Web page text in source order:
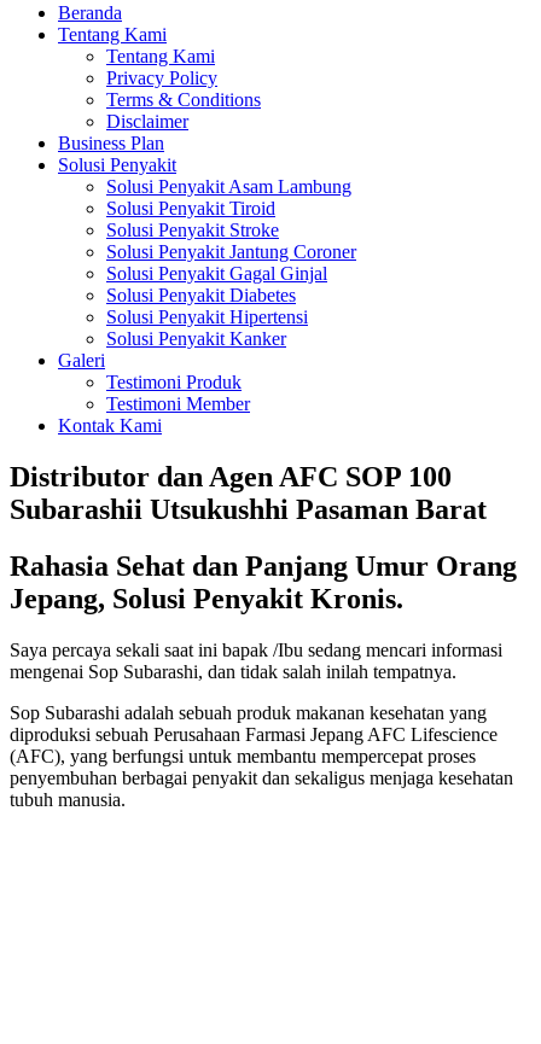
Beranda
Tentang Kami
Tentang Kami
Privacy Policy
Terms & Conditions
Disclaimer
Business Plan
Solusi Penyakit
Solusi Penyakit Asam Lambung
Solusi Penyakit Tiroid
Solusi Penyakit Stroke
Solusi Penyakit Jantung Coroner
Solusi Penyakit Gagal Ginjal
Solusi Penyakit Diabetes
Solusi Penyakit Hipertensi
Solusi Penyakit Kanker
Galeri
Testimoni Produk
Testimoni Member
Kontak Kami
Distributor dan Agen AFC SOP 100
Subarashii Utsukushhi Pasaman Barat
Rahasia Sehat dan Panjang Umur Orang
Jepang, Solusi Penyakit Kronis.
Saya percaya sekali saat ini bapak /Ibu sedang mencari informasi
mengenai Sop Subarashi, dan tidak salah inilah tempatnya.
Sop Subarashi adalah sebuah produk makanan kesehatan yang
diproduksi sebuah Perusahaan Farmasi Jepang AFC Lifescience
(AFC), yang berfungsi untuk membantu mempercepat proses
penyembuhan berbagai penyakit dan sekaligus menjaga kesehatan
tubuh manusia.